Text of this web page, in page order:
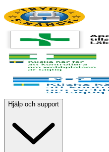
Hjälp och support